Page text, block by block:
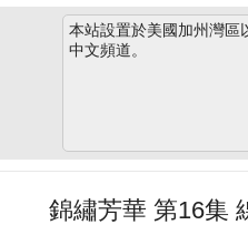
本站設置於美國加州灣區
中文頻道。
錦繡芳華 第16集